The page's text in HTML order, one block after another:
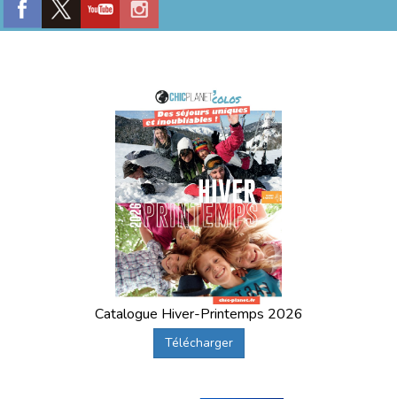
Catalogue Hiver-Printemps 2026
Télécharger